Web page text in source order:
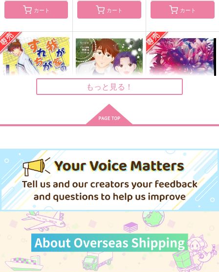
loquat
AKAEN
787円 （税込）
土井半助×摂津のきり丸
浮世話
ROT
736円 （税込）
土井半助×摂津のきり丸
サンプル
作品詳細
なゆたの明星
pasteel
1,140円（税込）
土井半助×摂津のきり丸
もしも一緒の名字にな
しんきろう
787円（税込）
一緒に帰ろう
あいねこ
787円（税込）
蜘蛛の撚り糸
夜の温室
（税込）
カート カート カート
消法
REVI
専売 787円（税込）
落第忍者乱太郎
土井半助×摂津のきり丸
サンプル
カート
あいねこ
1,572円（税込）
土井半助×摂津のきり丸
サンプル
みたらしマカロン
専売 990円（税込）
落第忍者乱太郎
土井半助×摂津のきり丸
サンプル
もっと見る！